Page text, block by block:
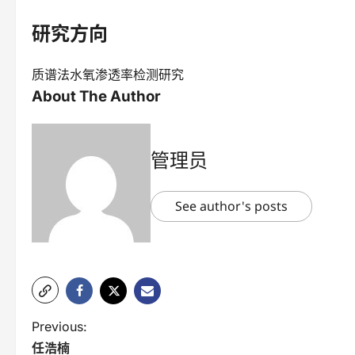
研究方向
质谱法水氧渗透率检测研究
About The Author
管理员
See author's posts
P
Previous:
任浩楠